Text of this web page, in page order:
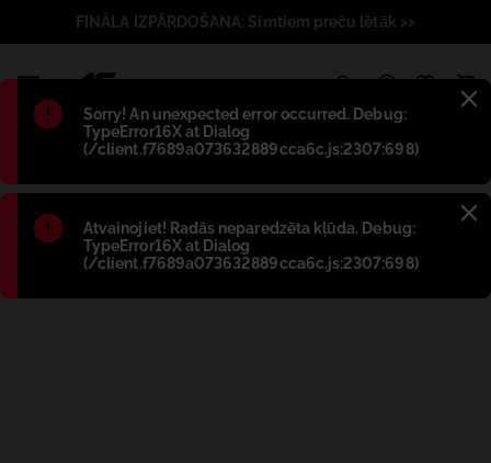
Błąd:
Sorry! An unexpected error occurred. Debug:
TypeError16X at Dialog
(/client.f7689a073632889cca6c.js:2307:698)
Błąd:
Atvainojiet! Radās neparedzēta kļūda. Debug:
TypeError16X at Dialog
(/client.f7689a073632889cca6c.js:2307:698)
FINĀLA IZPĀRDOŠANA: Simtiem preču lētāk >>